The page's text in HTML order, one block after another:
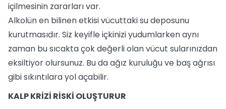
içilmesinin zararları var.
Alkolün en bilinen etkisi vücuttaki su deposunu
kurutmasıdır. Siz keyifle içkinizi yudumlarken aynı
zaman bu sıcakta çok değerli olan vücut sularınızdan
eksiltiyor olursunuz. Bu da ağız kuruluğu ve baş ağrısı
gibi sıkıntılara yol açabilir.
KALP KRİZİ RİSKİ OLUŞTURUR